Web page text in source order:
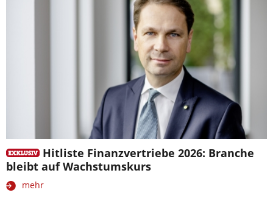
Hitliste Finanzvertriebe 2026: Branche
bleibt auf Wachstumskurs
mehr